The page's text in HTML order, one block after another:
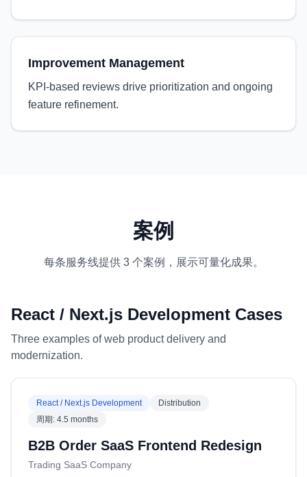
Improvement Management
KPI-based reviews drive prioritization and ongoing
feature refinement.
案例
每条服务线提供 3 个案例，展示可量化成果。
React / Next.js Development Cases
Three examples of web product delivery and
modernization.
React / Next.js Development
Distribution
周期: 4.5 months
B2B Order SaaS Frontend Redesign
Trading SaaS Company